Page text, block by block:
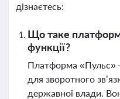
дізнаєтесь:
Що таке
функції?
Платформа «Пульс»
для зворотного
державної влади.